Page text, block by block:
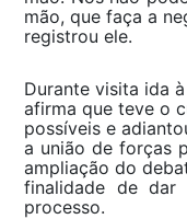
mão, que faça a
registrou ele.
Durante visita ida
afirma que teve o
possíveis e
a união de forças
ampliação do
finalidade de dar
processo.